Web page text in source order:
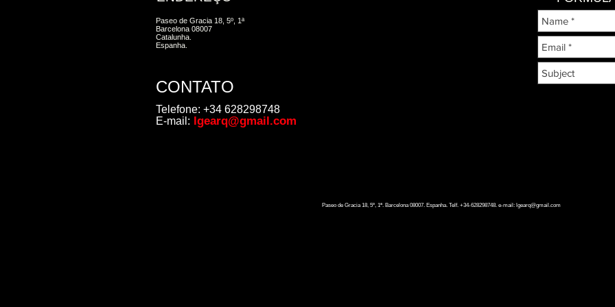
Paseo de Gracia 18, 5º, 1ª. Barcelona 08007. Espanha. Telf. +34-628298748. e-mail: lgearq@gmail.com
Paseo de Gracia 18, 5º, 1ª
Barcelona 08007
Catalunha.
Espanha.
CONTATO
Telefone: +34 628298748
E-mail: lgearq@gmail.com